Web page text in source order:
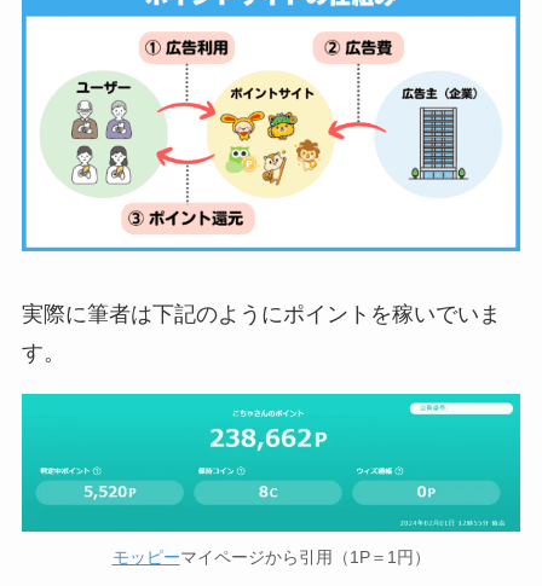
実際に筆者は下記のようにポイントを稼いでいま
す。
モッピーマイページから引用（1P＝1円）